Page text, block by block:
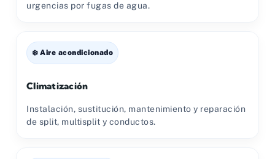
urgencias por fugas de agua.
❄️ Aire acondicionado
Climatización
Instalación, sustitución, mantenimiento y reparación
de split, multisplit y conductos.